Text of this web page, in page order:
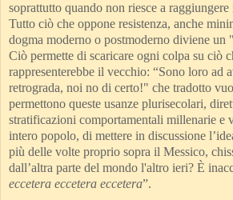
soprattutto quando non riesce a
Tutto ciò che oppone resistenza, anche
dogma moderno o postmoderno diviene un
Ciò permette di scaricare ogni colpa su ciò
rappresenterebbe il vecchio: “Sono loro ad
retrograda, noi no di certo!" che tradotto
permettono queste usanze plurisecolari,
stratificazioni comportamentali millenarie e
intero popolo, di mettere in discussione
più delle volte proprio sopra il Messico,
dall’altra parte del mondo l'altro ieri? È
eccetera eccetera eccetera”.